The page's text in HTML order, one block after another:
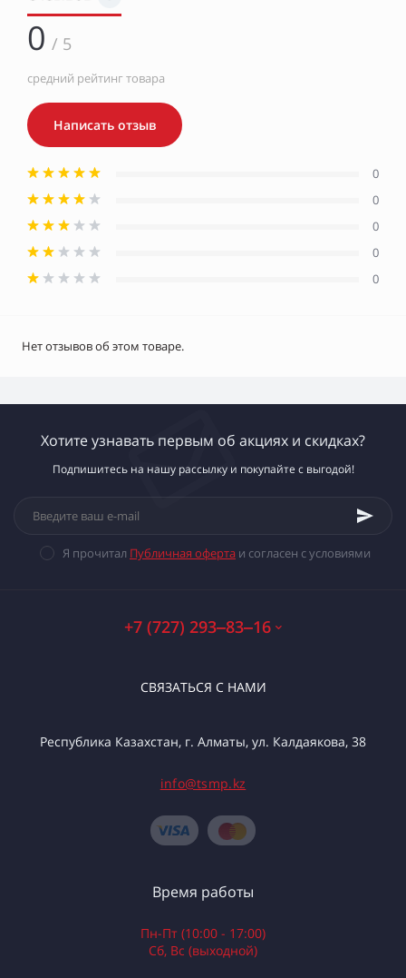
0 / 5
средний рейтинг товара
Написать отзыв
0
0
0
0
0
Нет отзывов об этом товаре.
Хотите узнавать первым об акциях и скидках?
Подпишитесь на нашу рассылку и покупайте с выгодой!
Я прочитал Публичная оферта и согласен с условиями
+7 (727) 293‒83‒16
СВЯЗАТЬСЯ С НАМИ
Республика Казахстан, г. Алматы, ул. Калдаякова, 38
info@tsmp.kz
Время работы
Пн-Пт (10:00 - 17:00)
Сб, Вс (выходной)